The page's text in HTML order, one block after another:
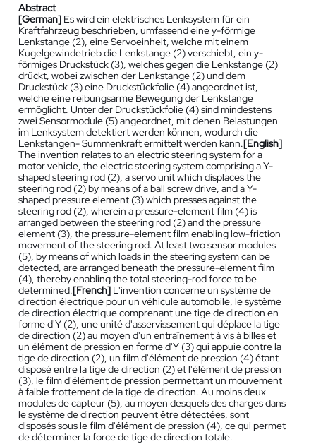
Abstract
[German] Es wird ein elektrisches Lenksystem für ein
Kraftfahrzeug beschrieben, umfassend eine y-förmige
Lenkstange (2), eine Servoeinheit, welche mit einem
Kugelgewindetrieb die Lenkstange (2) verschiebt, ein y-
förmiges Druckstück (3), welches gegen die Lenkstange (2)
drückt, wobei zwischen der Lenkstange (2) und dem
Druckstück (3) eine Druckstückfolie (4) angeordnet ist,
welche eine reibungsarme Bewegung der Lenkstange
ermöglicht. Unter der Druckstückfolie (4) sind mindestens
zwei Sensormodule (5) angeordnet, mit denen Belastungen
im Lenksystem detektiert werden können, wodurch die
Lenkstangen- Summenkraft ermittelt werden kann.[English]
The invention relates to an electric steering system for a
motor vehicle, the electric steering system comprising a Y-
shaped steering rod (2), a servo unit which displaces the
steering rod (2) by means of a ball screw drive, and a Y-
shaped pressure element (3) which presses against the
steering rod (2), wherein a pressure-element film (4) is
arranged between the steering rod (2) and the pressure
element (3), the pressure-element film enabling low-friction
movement of the steering rod. At least two sensor modules
(5), by means of which loads in the steering system can be
detected, are arranged beneath the pressure-element film
(4), thereby enabling the total steering-rod force to be
determined.[French] L'invention concerne un système de
direction électrique pour un véhicule automobile, le système
de direction électrique comprenant une tige de direction en
forme d'Y (2), une unité d'asservissement qui déplace la tige
de direction (2) au moyen d'un entraînement à vis à billes et
un élément de pression en forme d'Y (3) qui appuie contre la
tige de direction (2), un film d'élément de pression (4) étant
disposé entre la tige de direction (2) et l'élément de pression
(3), le film d'élément de pression permettant un mouvement
à faible frottement de la tige de direction. Au moins deux
modules de capteur (5), au moyen desquels des charges dans
le système de direction peuvent être détectées, sont
disposés sous le film d'élément de pression (4), ce qui permet
de déterminer la force de tige de direction totale.